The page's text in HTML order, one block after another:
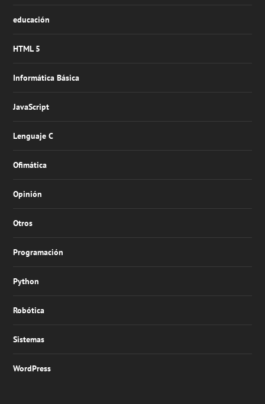
educación
HTML 5
Informática Básica
JavaScript
Lenguaje C
Ofimática
Opinión
Otros
Programación
Python
Robótica
Sistemas
WordPress